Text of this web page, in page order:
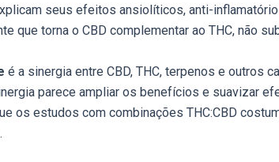
seus efeitos ansiolíticos, anti-
que torna o CBD complementar ao THC, não
é a sinergia entre CBD, THC, terpenos e outros
parece ampliar os benefícios e suavizar
os estudos com combinações THC:CBD